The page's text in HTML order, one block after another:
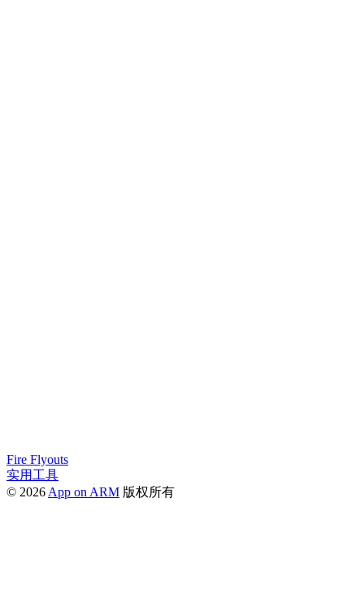
Fire Flyouts
实用工具
© 2026 App on ARM 版权所有